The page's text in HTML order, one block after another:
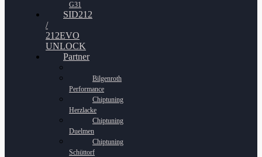
G31
SID212
/
212EVO
UNLOCK
Partner
Bilgenroth
Performance
Chiptuning
Herzlacke
Chiptuning
Duelmen
Chiptuning
Schüttorf